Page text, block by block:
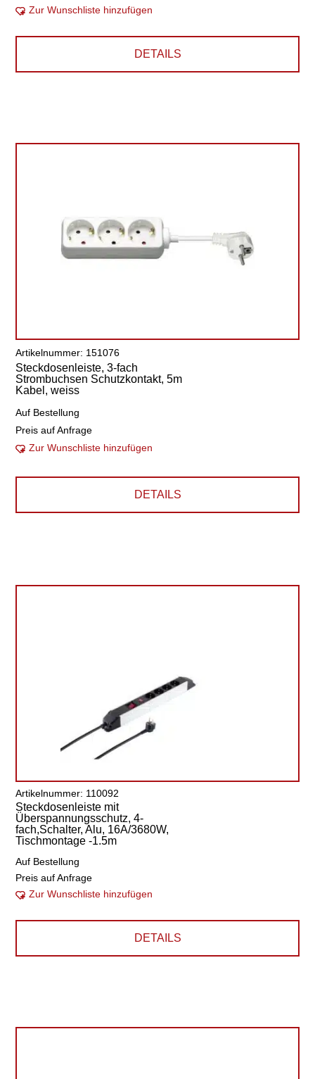
Zur Wunschliste hinzufügen
DETAILS
Artikelnummer: 151076
Steckdosenleiste, 3-fach
Strombuchsen Schutzkontakt, 5m
Kabel, weiss
Auf Bestellung
Preis auf Anfrage
Zur Wunschliste hinzufügen
DETAILS
Artikelnummer: 110092
Steckdosenleiste mit
Überspannungsschutz, 4-
fach,Schalter, Alu, 16A/3680W,
Tischmontage -1.5m
Auf Bestellung
Preis auf Anfrage
Zur Wunschliste hinzufügen
DETAILS